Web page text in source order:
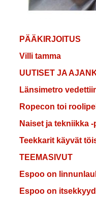
PÄÄKIRJOITUS
Villi tamma
UUTISET JA
Länsimetro
Ropecon toi
Naiset ja tekniikka
Teekkarit käyvät
TEEMASIVUT
Espoo on
Espoo on